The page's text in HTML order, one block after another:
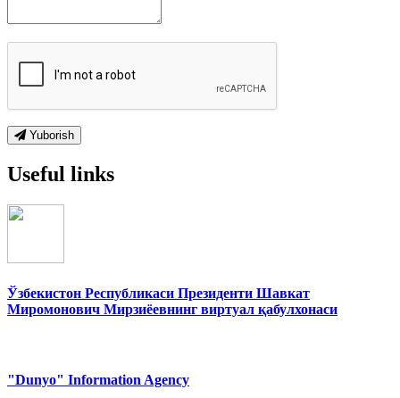
Yuborish
Useful links
Ўзбекистон Республикаси Президенти Шавкат
Миромонович Мирзиёевнинг виртуал қабулхонаси
"Dunyo" Information Agency